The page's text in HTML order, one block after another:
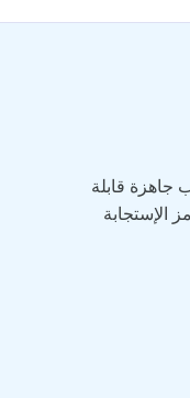
جاهزة قابلة
الإستجابة